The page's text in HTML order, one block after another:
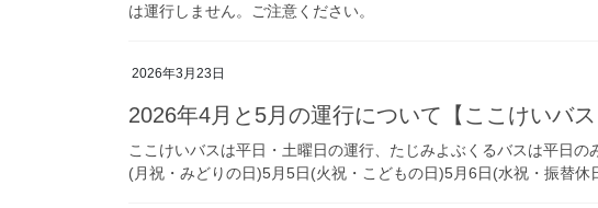
は運行しません。ご注意ください。
2026年3月23日
2026年4月と5月の運行について【ここけいバ
ここけいバスは平日・土曜日の運行、たじみよぶくるバスは平日
(月祝・みどりの日)5月5日(火祝・こどもの日)5月6日(水祝・振替